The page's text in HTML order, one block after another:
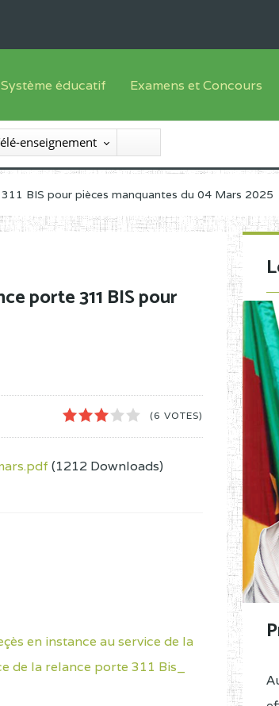
des Enseignements
Système éducatif
de formation
Sous système
d'études
Examens et Concours
Inscriptions
Liste des candidats
Diplômes disponibles
enseignement
BIS pour pièces manquantes du 04 Mars 2025
porte 311 BIS pour
1
2
3
4
5
(6 VOTES)
(1212 Downloads)
en instance au service de la
de la relance porte 311 Bis_